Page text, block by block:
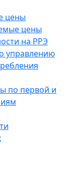
цены
цены
на РРЭ
управлению
по первой и